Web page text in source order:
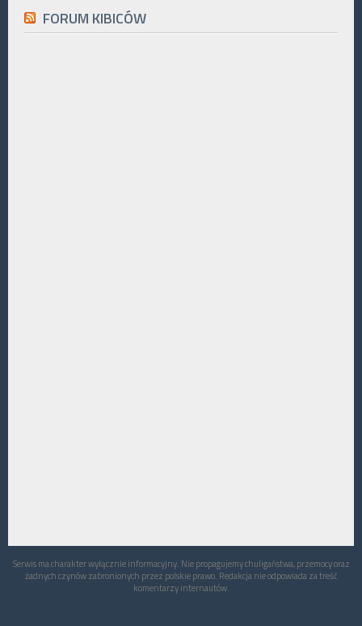
FORUM KIBICÓW
Serwis ma charakter wyłącznie informacyjny. Nie propagujemy chuligaństwa, przemocy oraz
żadnych czynów zabronionych przez polskie prawo. Redakcja nie odpowiada za treść
komentarzy internautów.